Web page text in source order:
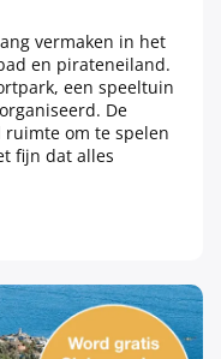
vermaken in het
en pirateneiland.
een speeltuin
De
om te spelen
fijn dat alles